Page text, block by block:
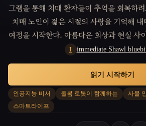
그램을 통해 치매 환자들이 추억을 회복하
치매 노인이 젊은 시절의 사랑을 기억해
여정을 시작한다. 아름다운 회상과 현실 사
억의 의미를 재발견하는 과정이
I immediate Shawl
인공지능 비서 돌봄 로봇이 함께하는
사물
스마트라이프
읽기 시작하기